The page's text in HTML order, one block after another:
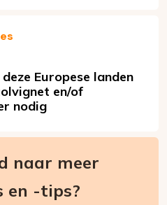
deze Europese landen
en/of
nodig
naar meer
en -tips?